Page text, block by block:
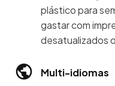
plástico para
gastar com
desatualizados
Multi-idiomas